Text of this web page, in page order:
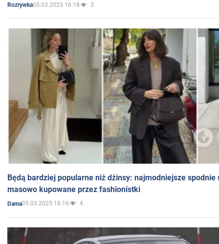
Rozrywka05.03.2025 16:18 3
Będą bardziej popularne niż dżinsy: najmodniejsze spodnie
masowo kupowane przez fashionistki
Dama05.03.2025 16:16 4